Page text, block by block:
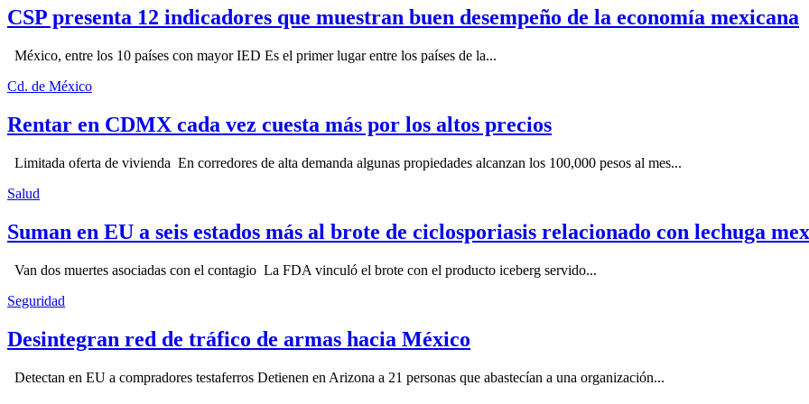
CSP presenta 12 indicadores que muestran buen desempeño de la economía mexicana
México, entre los 10 países con mayor IED Es el primer lugar entre los países de la...
Cd. de México
Rentar en CDMX cada vez cuesta más por los altos precios
Limitada oferta de vivienda En corredores de alta demanda algunas propiedades alcanzan los 100,000 pesos al mes...
Salud
Suman en EU a seis estados más al brote de ciclosporiasis relacionado con lechuga
Van dos muertes asociadas con el contagio La FDA vinculó el brote con el producto iceberg servido...
Seguridad
Desintegran red de tráfico de armas hacia México
Detectan en EU a compradores testaferros Detienen en Arizona a 21 personas que abastecían a una organización...